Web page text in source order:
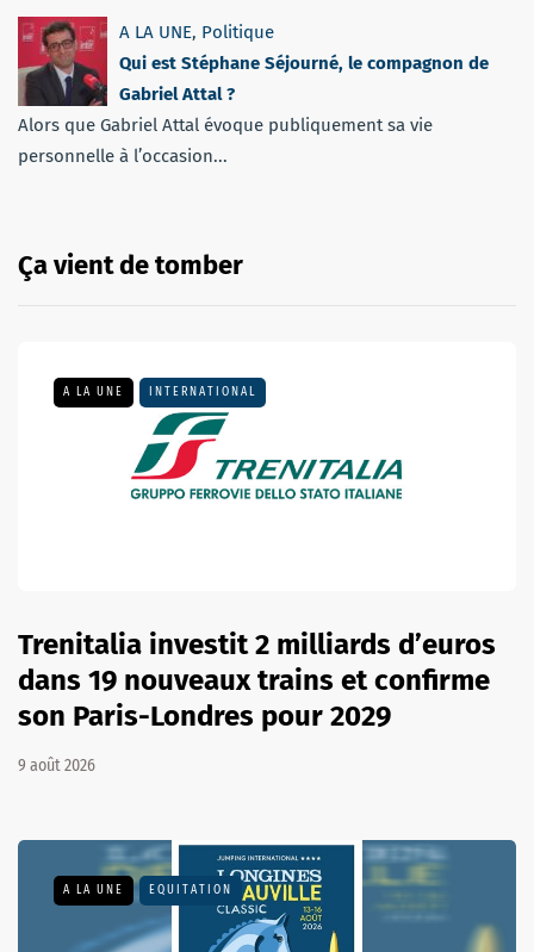
A LA UNE, Politique
Qui est Stéphane Séjourné, le compagnon de
Gabriel Attal ?
Alors que Gabriel Attal évoque publiquement sa vie
personnelle à l’occasion...
Ça vient de tomber
A LA UNE INTERNATIONAL
Trenitalia investit 2 milliards d’euros
dans 19 nouveaux trains et confirme
son Paris-Londres pour 2029
9 août 2026
A LA UNE EQUITATION